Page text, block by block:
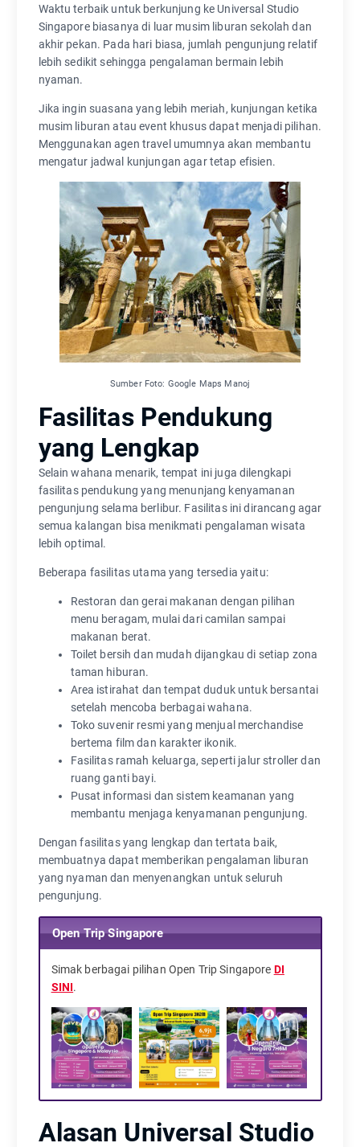
Waktu terbaik untuk berkunjung ke Universal Studio
Singapore biasanya di luar musim liburan sekolah dan
akhir pekan. Pada hari biasa, jumlah pengunjung relatif
lebih sedikit sehingga pengalaman bermain lebih
nyaman.
Jika ingin suasana yang lebih meriah, kunjungan ketika
musim liburan atau event khusus dapat menjadi pilihan.
Menggunakan agen travel umumnya akan membantu
mengatur jadwal kunjungan agar tetap efisien.
Sumber Foto: Google Maps Manoj
Fasilitas Pendukung
yang Lengkap
Selain wahana menarik, tempat ini juga dilengkapi
fasilitas pendukung yang menunjang kenyamanan
pengunjung selama berlibur. Fasilitas ini dirancang agar
semua kalangan bisa menikmati pengalaman wisata
lebih optimal.
Beberapa fasilitas utama yang tersedia yaitu:
Restoran dan gerai makanan dengan pilihan
menu beragam, mulai dari camilan sampai
makanan berat.
Toilet bersih dan mudah dijangkau di setiap zona
taman hiburan.
Area istirahat dan tempat duduk untuk bersantai
setelah mencoba berbagai wahana.
Toko suvenir resmi yang menjual merchandise
bertema film dan karakter ikonik.
Fasilitas ramah keluarga, seperti jalur stroller dan
ruang ganti bayi.
Pusat informasi dan sistem keamanan yang
membantu menjaga kenyamanan pengunjung.
Dengan fasilitas yang lengkap dan tertata baik,
membuatnya dapat memberikan pengalaman liburan
yang nyaman dan menyenangkan untuk seluruh
pengunjung.
Open Trip Singapore
Simak berbagai pilihan Open Trip Singapore DI
SINI.
Alasan Universal Studio